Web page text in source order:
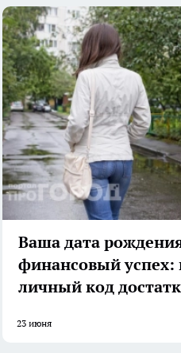
Ваша дата
финансовый успех:
личный код
23 июня